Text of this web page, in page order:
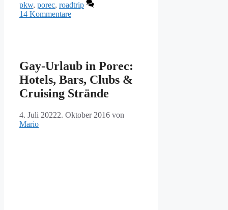
pkw, porec, roadtrip
14 Kommentare
Gay-Urlaub in Porec:
Hotels, Bars, Clubs &
Cruising Strände
4. Juli 20222. Oktober 2016 von
Mario